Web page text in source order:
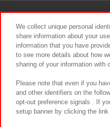
We collect unique personal
share information about your
information that you have
to see more details about how
sharing of your information with
Please note that even if you
and other identifiers on the
opt-out preference signals . If
setup banner by clicking the